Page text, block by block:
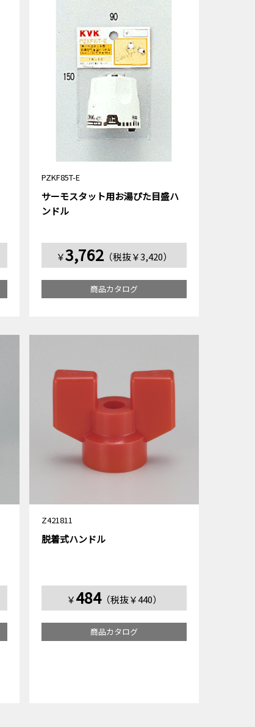
PZKF85T-E
サーモスタット用お湯ぴた目盛ハ
ンドル
￥3,762 （税抜￥3,420）
商品カタログ
Z421811
脱着式ハンドル
￥484（税抜￥440）
商品カタログ